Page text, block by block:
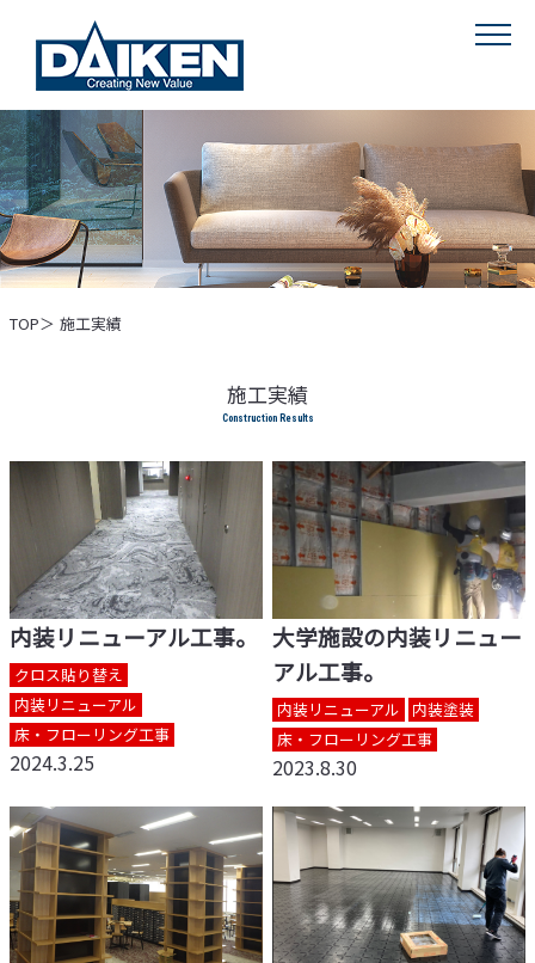
TOP 施工実績
施工実績
内装リニューアル工事。
クロス貼り替え
内装リニューアル
床・フローリング工事
2024.3.25
大学施設の内装リニュー
アル工事。
内装リニューアル
内装塗装
床・フローリング工事
2023.8.30